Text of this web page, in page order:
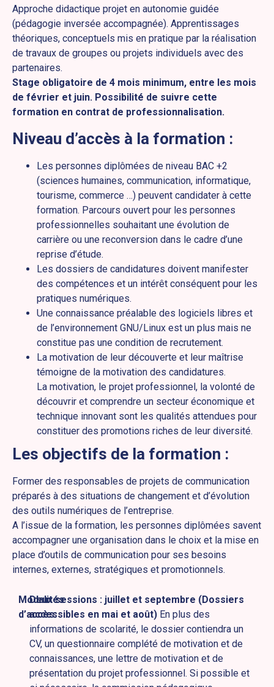
Approche didactique projet en autonomie guidée
(pédagogie inversée accompagnée). Apprentissages
théoriques, conceptuels mis en pratique par la réalisation
de travaux de groupes ou projets individuels avec des
partenaires.
Stage obligatoire de 4 mois minimum, entre les mois
de février et juin. Possibilité de suivre cette
formation en contrat de professionnalisation.
Niveau d’accès à la formation :
Les personnes diplômées de niveau BAC +2
(sciences humaines, communication, informatique,
tourisme, commerce …) peuvent candidater à cette
formation. Parcours ouvert pour les personnes
professionnelles souhaitant une évolution de
carrière ou une reconversion dans le cadre d’une
reprise d’étude.
Les dossiers de candidatures doivent manifester
des compétences et un intérêt conséquent pour les
pratiques numériques.
Une connaissance préalable des logiciels libres et
de l’environnement GNU/Linux est un plus mais ne
constitue pas une condition de recrutement.
La motivation de leur découverte et leur maîtrise
témoigne de la motivation des candidatures.
La motivation, le projet professionnel, la volonté de
découvrir et comprendre un secteur économique et
technique innovant sont les qualités attendues pour
constituer des promotions riches de leur diversité.
Les objectifs de la formation :
Former des responsables de projets de communication
préparés à des situations de changement et d’évolution
des outils numériques de l’entreprise.
A l’issue de la formation, les personnes diplômées savent
accompagner une organisation dans le choix et la mise en
place d’outils de communication pour ses besoins
internes, externes, stratégiques et promotionnels.
Modalités
d’accès:
Deux sessions : juillet et septembre (Dossiers
accessibles en mai et août)En plus des
informations de scolarité, le dossier contiendra un
CV, un questionnaire complété de motivation et de
connaissances, une lettre de motivation et de
présentation du projet professionnel. Si possible et